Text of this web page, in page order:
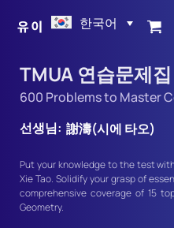
한국어
TMUA 연습문제
600 Problems to Master
선생님: 謝濤(시에 타오)
Put your knowledge to the test
Xie Tao. Solidify your grasp of
comprehensive coverage of 15
Geometry.